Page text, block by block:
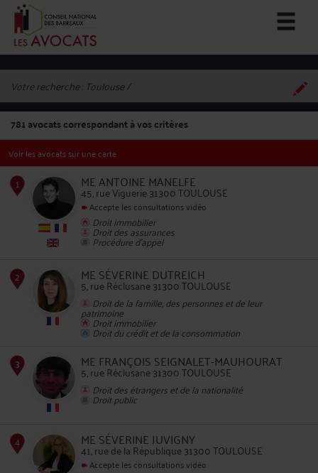
Votre recherche : Toulouse
781avocats correspondant à vos critères
Voir les avocats sur une carte
ME ANTOINE MANELFE
45, rue Viguerie 31300 TOULOUSE
Accepte les consultations vidéo
Droit immobilier
Droit des assurances
Procédure d'appel
ME SÉVERINE DUTREICH
5, rue Réclusane 31300 TOULOUSE
Droit de la famille, des personnes et de leur
patrimoine
Droit immobilier
Droit du crédit et de la consommation
3
ME FRANÇOIS SEIGNALET-MAUHOURAT
5, rue Réclusane 31300 TOULOUSE
Droit des étrangers et de la nationalité
Droit public
ME SÉVERINE JUVIGNY
41, rue de la République 31300 TOULOUSE
Accepte les consultations vidéo